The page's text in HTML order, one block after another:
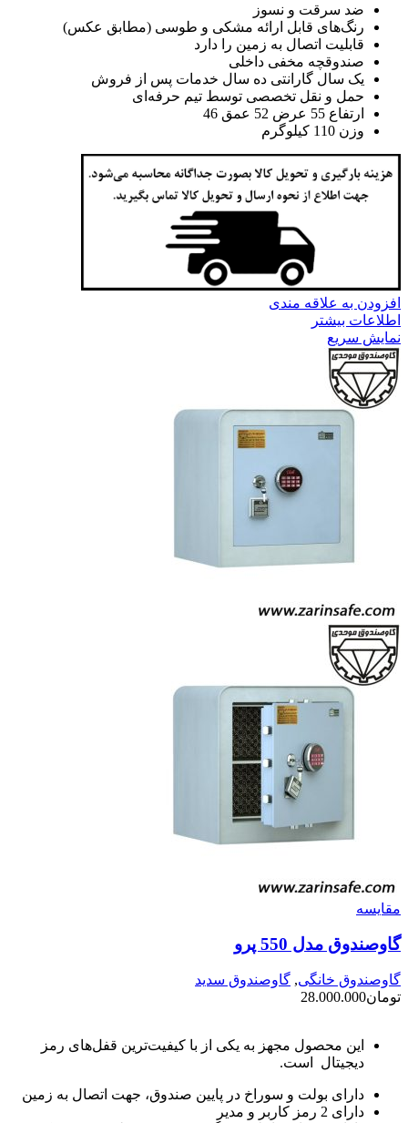
ضد سرقت و نسوز
رنگ‌های قابل ارائه مشکی و طوسی (مطابق عکس)
قابلیت اتصال به زمین را دارد
صندوقچه مخفی داخلی
یک سال گارانتی ده سال خدمات پس از فروش
حمل و نقل تخصصی توسط تیم حرفه‌ای
ارتفاع 55 عرض 52 عمق 46
وزن 110 کیلوگرم
افزودن به علاقه مندی
اطلاعات بیشتر
نمایش سریع
مقايسه
گاوصندوق مدل 550 پرو
گاوصندوق خانگی, گاوصندوق سدید
تومان28.000.000
این محصول مجهز به یکی از با کیفیت‌ترین قفل‌های رمز
دیجیتال است.
دارای بولت و سوراخ در پایین صندوق، جهت اتصال به زمین
دارای 2 رمز کاربر و مدیر